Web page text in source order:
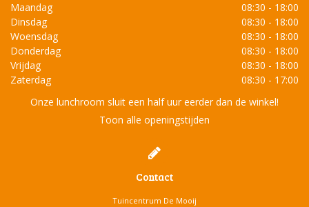
Maandag
08:30 - 18:00
Dinsdag
08:30 - 18:00
Woensdag
08:30 - 18:00
Donderdag
08:30 - 18:00
Vrijdag
08:30 - 18:00
Zaterdag
08:30 - 17:00
Onze lunchroom sluit een half uur eerder dan de winkel!
Toon alle openingstijden
Contact
Tuincentrum De Mooij